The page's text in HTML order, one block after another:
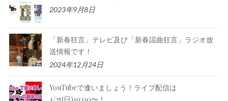
2023年9月8日
「新春狂言」テレビ及び「新春謡曲狂言」ラジオ放
送情報です！
2024年12月24日
YouTubeで逢いましょう！ライブ配信は